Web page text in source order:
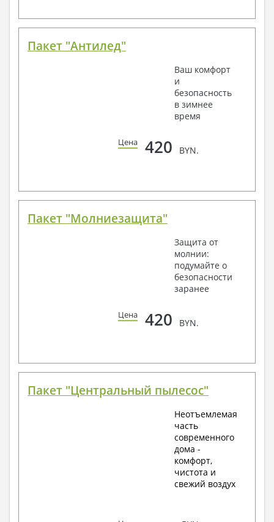
Пакет "Антилед"
Ваш комфорт
и
безопасность
в зимнее
время
Цена 420 BYN.
Пакет "Молниезащита"
Защита от
молнии:
подумайте о
безопасности
заранее
Цена 420 BYN.
Пакет "Центральный пылесос"
Неотъемлемая
часть
современного
дома -
комфорт,
чистота и
свежий воздух